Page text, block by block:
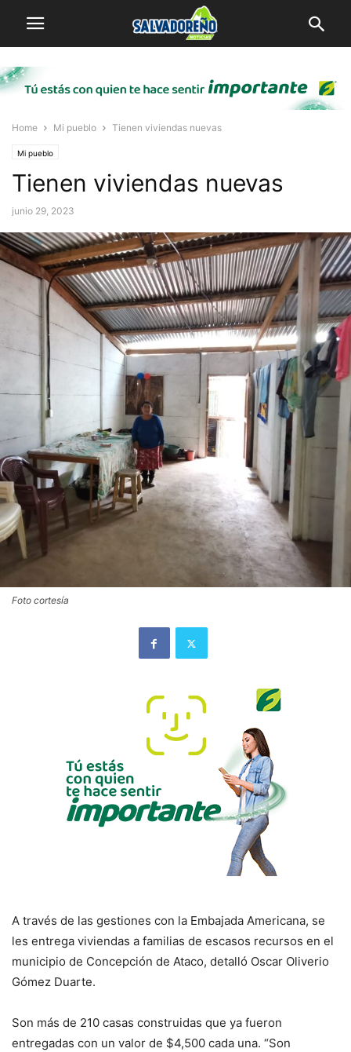
Home Mi pueblo Tienen viviendas nuevas
Mi pueblo
Tienen viviendas nuevas
junio 29, 2023
Foto cortesía
A través de las gestiones con la Embajada Americana, se
les entrega viviendas a familias de escasos recursos en el
municipio de Concepción de Ataco, detalló Oscar Oliverio
Gómez Duarte.
Son más de 210 casas construidas que ya fueron
entregadas con un valor de $4,500 cada una. “Son